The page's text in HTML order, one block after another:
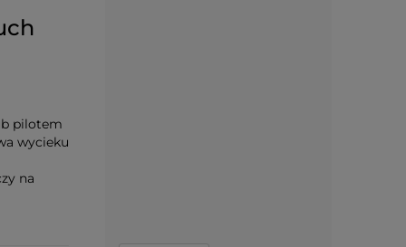
pilotem
wycieku
na